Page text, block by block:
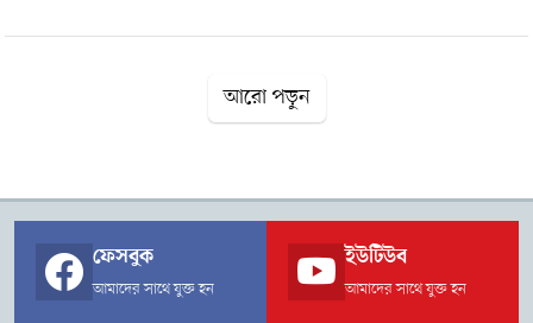
তারা বিবাহবন্ধনে আবদ্ধ হন। বর্তমানে তিনি স্ত্রীর বাড়িতেই অবস্থান
আশপাশের বিভিন্ন এলাকা থেকে উৎসুক মানুষজন আনিকার বাড়িতে
ভিড় করছেন। বিষয়টি নিয়ে স্থানীয়দের মধ্যে ব্যাপক আলোচনা তৈরি
পেয়ে পুলিশ বিষয়টি খোঁজ নিয়ে নিশ্চিত হয়েছে। তিনি স্থানীয় এক
তরুণীকে বিয়ে করেছেন এবং বর্তমানে শ্বশুরবাড়িতেই অবস্থান করছেন।
আরো পড়ুন
ফেসবুক
আমাদের সাথে যুক্ত হন
ইউটিউব
আমাদের সাথে যুক্ত হন